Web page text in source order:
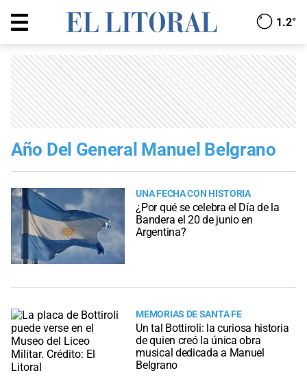
1.2°
Año Del General Manuel Belgrano
UNA FECHA CON HISTORIA
¿Por qué se celebra el Día de la
Bandera el 20 de junio en
Argentina?
MEMORIAS DE SANTA FE
Un tal Bottiroli: la curiosa historia
de quien creó la única obra
musical dedicada a Manuel
Belgrano